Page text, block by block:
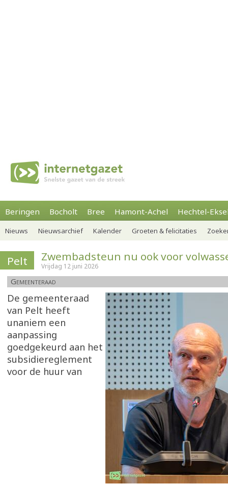
Beringen Bocholt Bree Hamont-Achel Hechtel-
Nieuws Nieuwsarchief Kalender Groeten & felicitaties
Pelt Zwembadsteun nu ook voor
Vrijdag 12 juni 2026
Gemeenteraad
De gemeenteraad
van Pelt heeft
unaniem een
aanpassing
goedgekeurd aan het
subsidiereglement
voor de huur van